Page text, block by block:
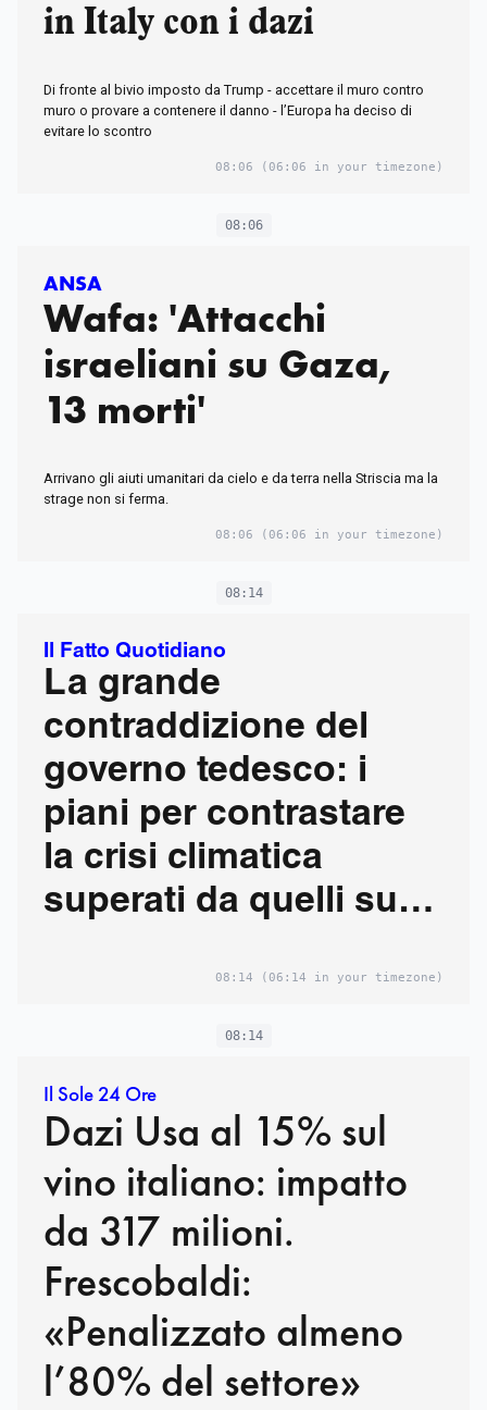
in Italy con i dazi
Di fronte al bivio imposto da Trump - accettare il muro contro
muro o provare a contenere il danno - l’Europa ha deciso di
evitare lo scontro
08:06 (06:06 in your timezone)
08:06
ANSA
Wafa: 'Attacchi
israeliani su Gaza,
13 morti'
Arrivano gli aiuti umanitari da cielo e da terra nella Striscia ma la
strage non si ferma.
08:06 (06:06 in your timezone)
08:14
Il Fatto Quotidiano
La grande
contraddizione del
governo tedesco: i
piani per contrastare
la crisi climatica
superati da quelli sul
08:14 (06:14 in your timezone)
08:14
Il Sole 24 Ore
Dazi Usa al 15% sul
vino italiano: impatto
da 317 milioni.
Frescobaldi:
«Penalizzato almeno
l’80% del settore»